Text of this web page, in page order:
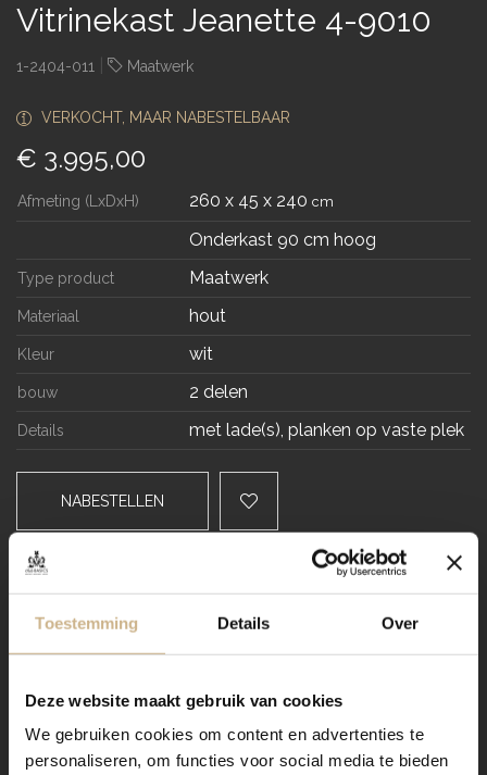
Toestemming Details Over
Deze website maakt gebruik van cookies
We gebruiken cookies om content en advertenties te
personaliseren, om functies voor social media te bieden
Vitrinekast Jeanette 4-9010
1-2404-011 Maatwerk
VERKOCHT, MAAR NABESTELBAAR
€ 3.995,00
Afmeting (LxDxH) 260 x 45 x 240 cm
Onderkast 90 cm hoog
Type product Maatwerk
Materiaal hout
Kleur wit
bouw 2 delen
Details met lade(s), planken op vaste plek
NABESTELLEN
VRAAG STELLEN / OFFERTE OP MAAT AANVRAGEN
Dit meubel aanpassen naar
jouw wensen? Zo werkt het: